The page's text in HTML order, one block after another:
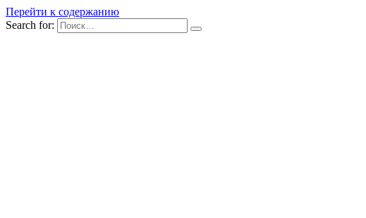
Перейти к содержанию
Search for: